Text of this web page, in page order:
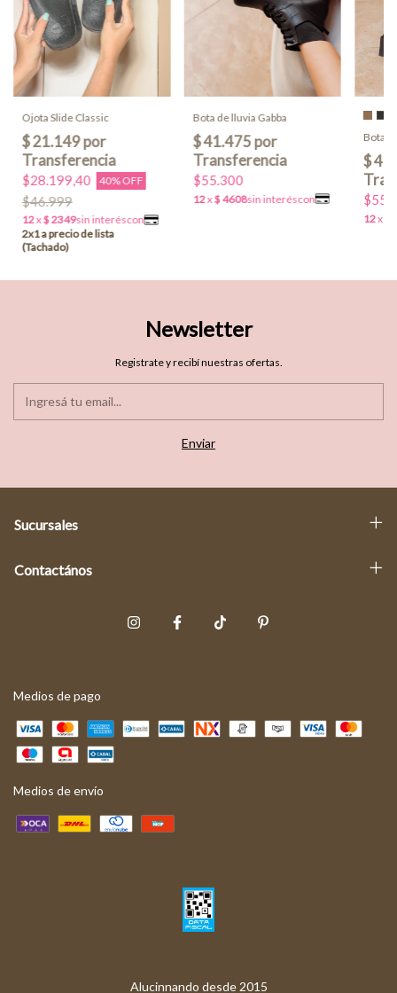
Ojota Slide Classic
$28.199,40 40% OFF
$46.999
Bota de lluvia Gabba
$55.300
Bota
Newsletter
Registrate y recibí nuestras ofertas.
Sucursales
Contactános
Medios de pago
Medios de envío